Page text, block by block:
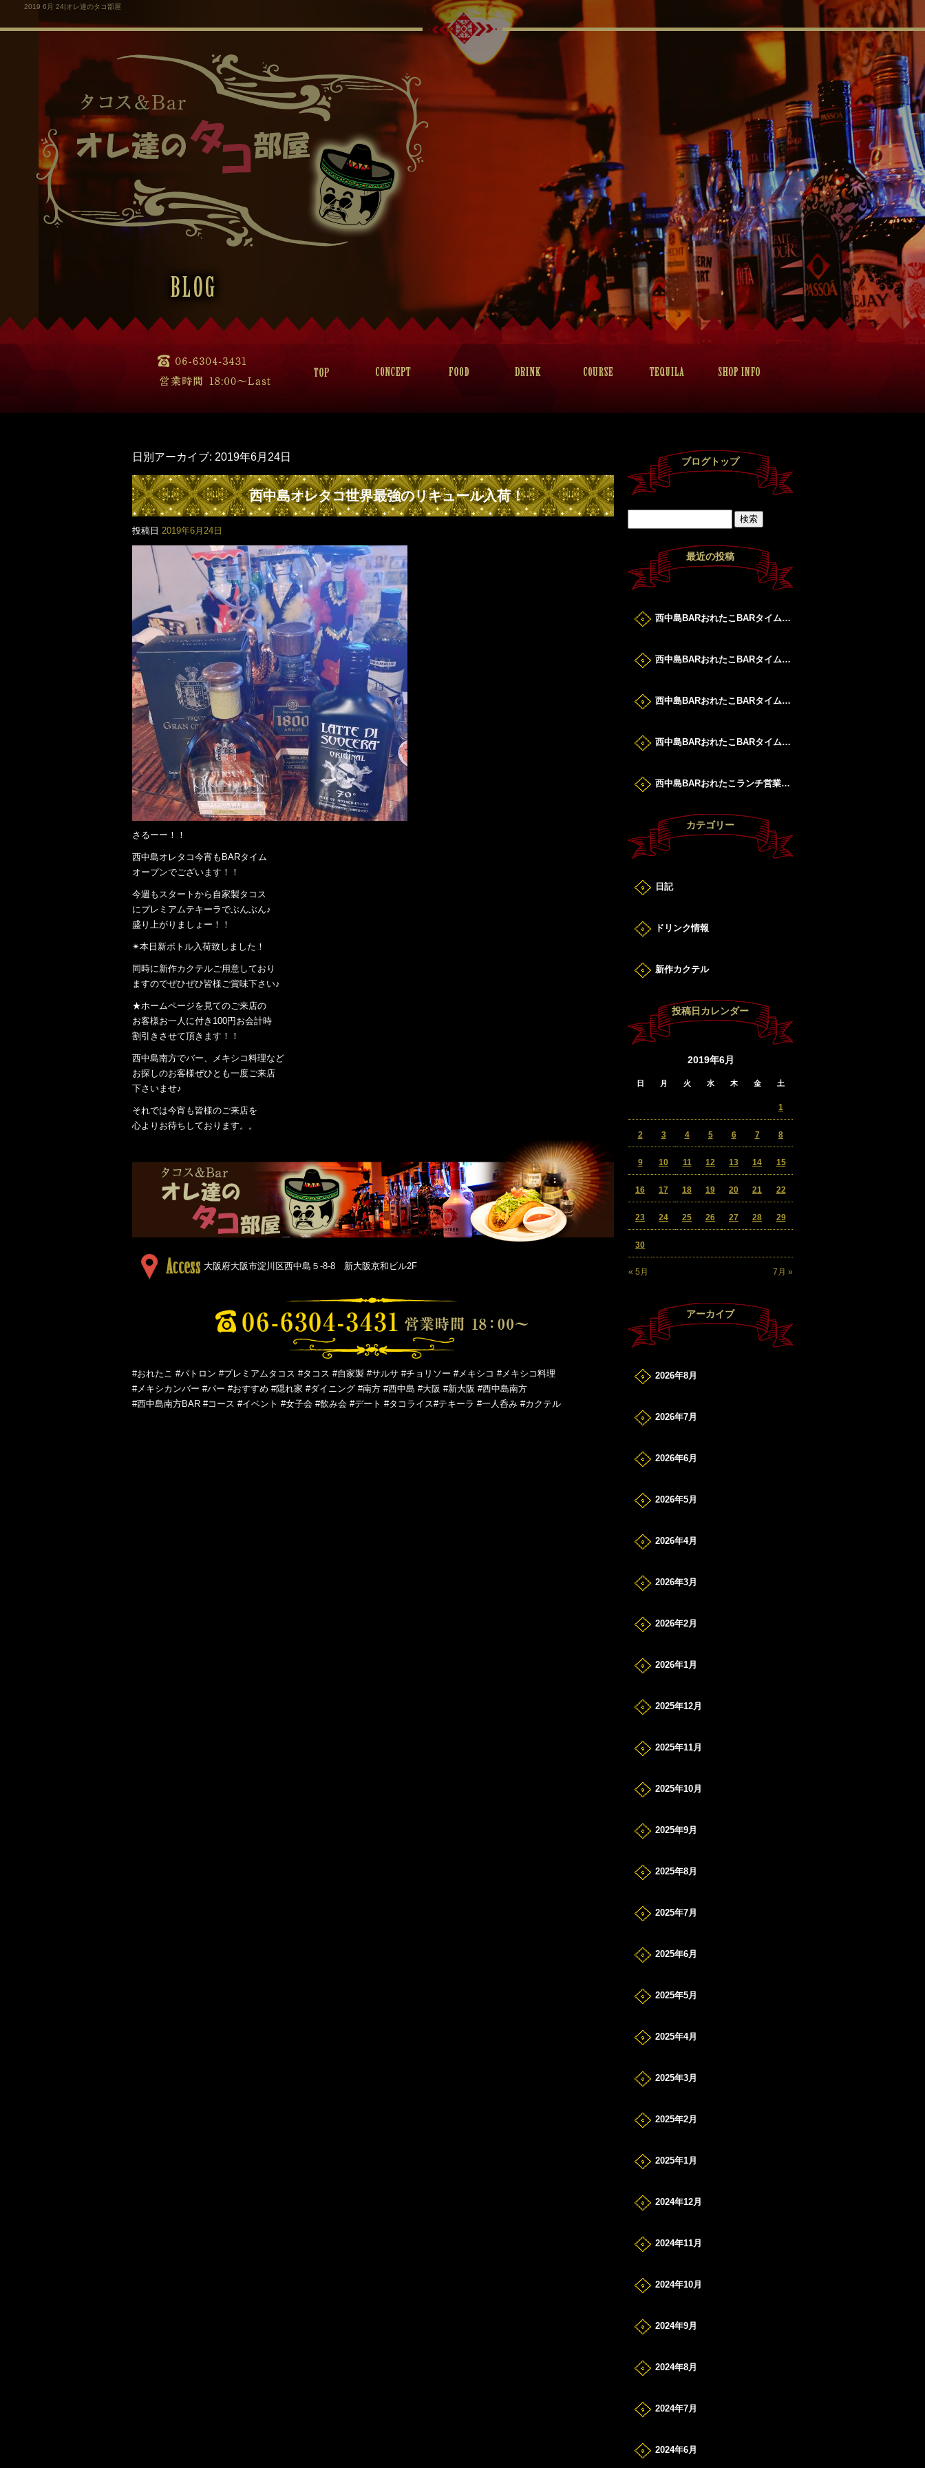
2019 6月 24|オレ達のタコ部屋
日別アーカイブ: 2019年6月24日
西中島オレタコ世界最強のリキュール入荷！
投稿日 2019年6月24日
さるーー！！
西中島オレタコ今宵もBARタイム
オープンでございます！！
今週もスタートから自家製タコス
にプレミアムテキーラでぶんぶん♪
盛り上がりましょー！！
✴︎本日新ボトル入荷致しました！
同時に新作カクテルご用意しており
ますのでぜひぜひ皆様ご賞味下さい♪
★ホームページを見てのご来店の
お客様お一人に付き100円お会計時
割引きさせて頂きます！！
西中島南方でバー、メキシコ料理など
お探しのお客様ぜひとも一度ご来店
下さいませ♪
それでは今宵も皆様のご来店を
心よりお待ちしております。。
大阪府大阪市淀川区西中島５-8-8 新大阪京和ビル2F
#おれたこ #パトロン #プレミアムタコス #タコス #自家製 #サルサ #チョリソー #メキシコ #メキシコ料理
#メキシカンバー #バー #おすすめ #隠れ家 #ダイニング #南方 #西中島 #大阪 #新大阪 #西中島南方
#西中島南方BAR #コース #イベント #女子会 #飲み会 #デート #タコライス#テキーラ #一人呑み #カクテル
ブログトップ
最近の投稿
西中島BARおれたこBARタイムすたーと！
西中島BARおれたこBARタイムすたーと！
西中島BARおれたこBARタイムすたーと！
西中島BARおれたこBARタイムすたーと！
西中島BARおれたこランチ営業DAY！
カテゴリー
日記
ドリンク情報
新作カクテル
投稿日カレンダー
2019年6月
日 月 火 水 木 金 土
« 5月 7月 »
1
2 3 4 5 6 7 8
9 10 11 12 13 14 15
16 17 18 19 20 21 22
23 24 25 26 27 28 29
30
アーカイブ
2026年8月
2026年7月
2026年6月
2026年5月
2026年4月
2026年3月
2026年2月
2026年1月
2025年12月
2025年11月
2025年10月
2025年9月
2025年8月
2025年7月
2025年6月
2025年5月
2025年4月
2025年3月
2025年2月
2025年1月
2024年12月
2024年11月
2024年10月
2024年9月
2024年8月
2024年7月
2024年6月